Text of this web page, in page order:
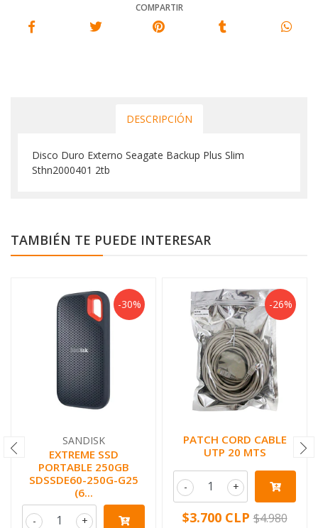
COMPARTIR
DESCRIPCIÓN
Disco Duro Externo Seagate Backup Plus Slim
Sthn2000401 2tb
TAMBIÉN TE PUEDE INTERESAR
-30%
SANDISK
EXTREME SSD
PORTABLE 250GB
SDSSDE60-250G-G25
(6...
+
-
-26%
PATCH CORD CABLE
UTP 20 MTS
+
-
$3.700 CLP $4.980